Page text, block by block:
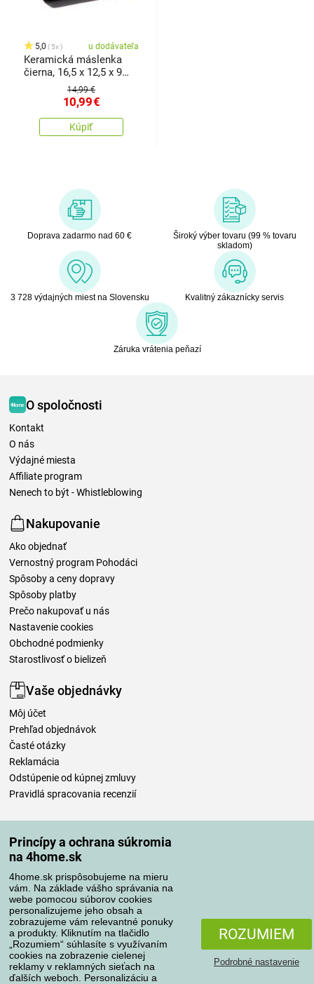
Princípy a ochrana súkromia
na 4home.sk
4home.sk prispôsobujeme na mieru
vám. Na základe vášho správania na
webe pomocou súborov cookies
personalizujeme jeho obsah a
zobrazujeme vám relevantné ponuky
a produkty. Kliknutím na tlačidlo
„Rozumiem“ súhlasíte s využívaním
cookies na zobrazenie cielenej
reklamy v reklamných sieťach na
ďalších weboch. Personalizáciu a
ROZUMIEM
Podrobné nastavenie
5,0 5x u dodávateľa
Keramická máslenka
čierna, 16,5 x 12,5 x 9
14,99 €
10,99€
Kúpiť
Doprava zadarmo nad 60 €
Široký výber tovaru (99 % tovaru
skladom)
3 728 výdajných miest na Slovensku Kvalitný zákaznícky servis
Záruka vrátenia peňazí
O spoločnosti
Kontakt
O nás
Výdajné miesta
Affiliate program
Nenech to být - Whistleblowing
Nakupovanie
Ako objednať
Vernostný program Pohodáci
Spôsoby a ceny dopravy
Spôsoby platby
Prečo nakupovať u nás
Nastavenie cookies
Obchodné podmienky
Starostlivosť o bielizeň
Vaše objednávky
Môj účet
Prehľad objednávok
Časté otázky
Reklamácia
Odstúpenie od kúpnej zmluvy
Pravidlá spracovania recenzií
Spôsoby platby
Spoľahlivý obchod